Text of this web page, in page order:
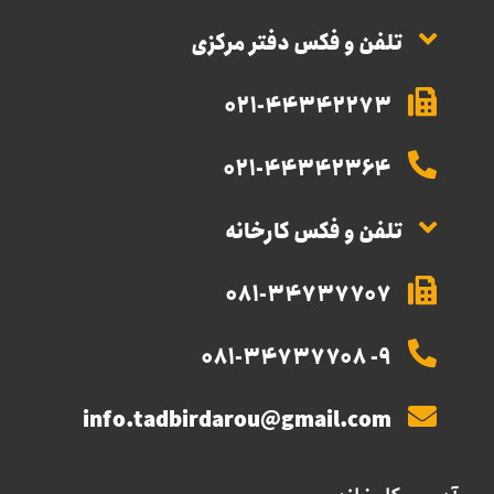
تلفن و فکس دفتر مرکزی
021-44342273
021-44342364
تلفن و فکس کارخانه
081-34737707
9- 081-34737708
info.tadbirdarou@gmail.com